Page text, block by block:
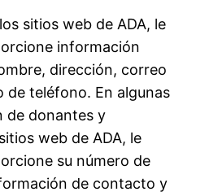
sitios web de ADA, le
información
dirección, correo
de teléfono. En algunas
de donantes y
web de ADA, le
su número de
de contacto y